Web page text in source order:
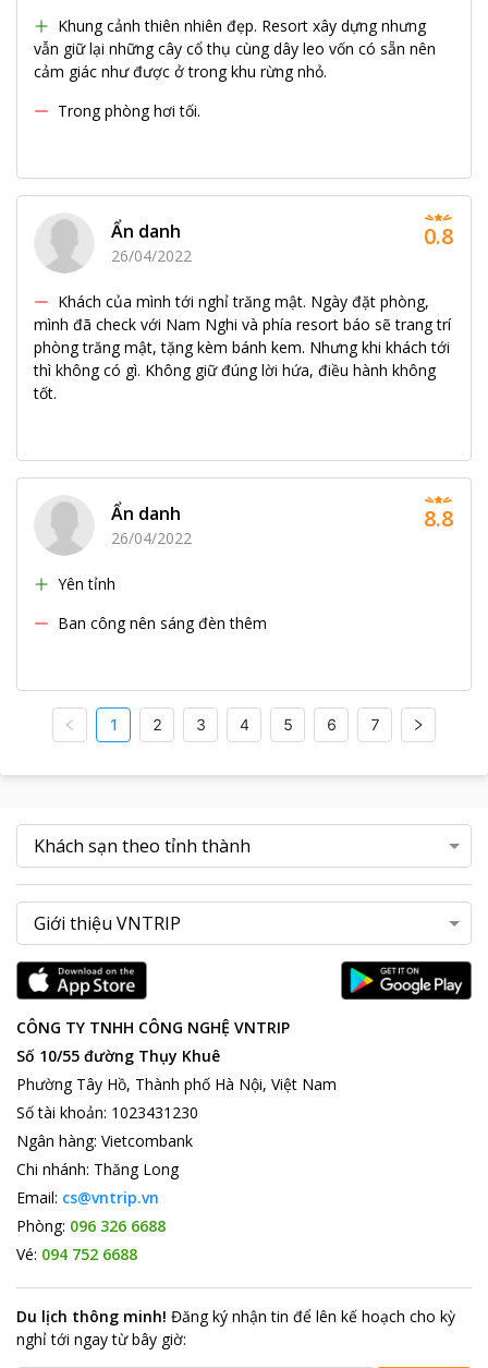
Khung cảnh thiên nhiên đẹp. Resort xây dựng nhưng
vẫn giữ lại những cây cổ thụ cùng dây leo vốn có sẵn nên
cảm giác như được ở trong khu rừng nhỏ.
Trong phòng hơi tối.
Ẩn danh
26/04/2022
Khách của mình tới nghỉ trăng mật. Ngày đặt phòng,
mình đã check với Nam Nghi và phía resort báo sẽ trang trí
phòng trăng mật, tặng kèm bánh kem. Nhưng khi khách tới
thì không có gì. Không giữ đúng lời hứa, điều hành không
tốt.
0.8
Ẩn danh
26/04/2022
Yên tỉnh
Ban công nên sáng đèn thêm
8.8
1 2 3 4 5 6 7
CÔNG TY TNHH CÔNG NGHỆ VNTRIP
Số 10/55 đường Thụy Khuê
Phường Tây Hồ, Thành phố Hà Nội, Việt Nam
Số tài khoản: 1023431230
Ngân hàng: Vietcombank
Chi nhánh: Thăng Long
Email: cs@vntrip.vn
Phòng: 096 326 6688
Vé: 094 752 6688
Du lịch thông minh! Đăng ký nhận tin để lên kế hoạch cho kỳ
nghỉ tới ngay từ bây giờ: